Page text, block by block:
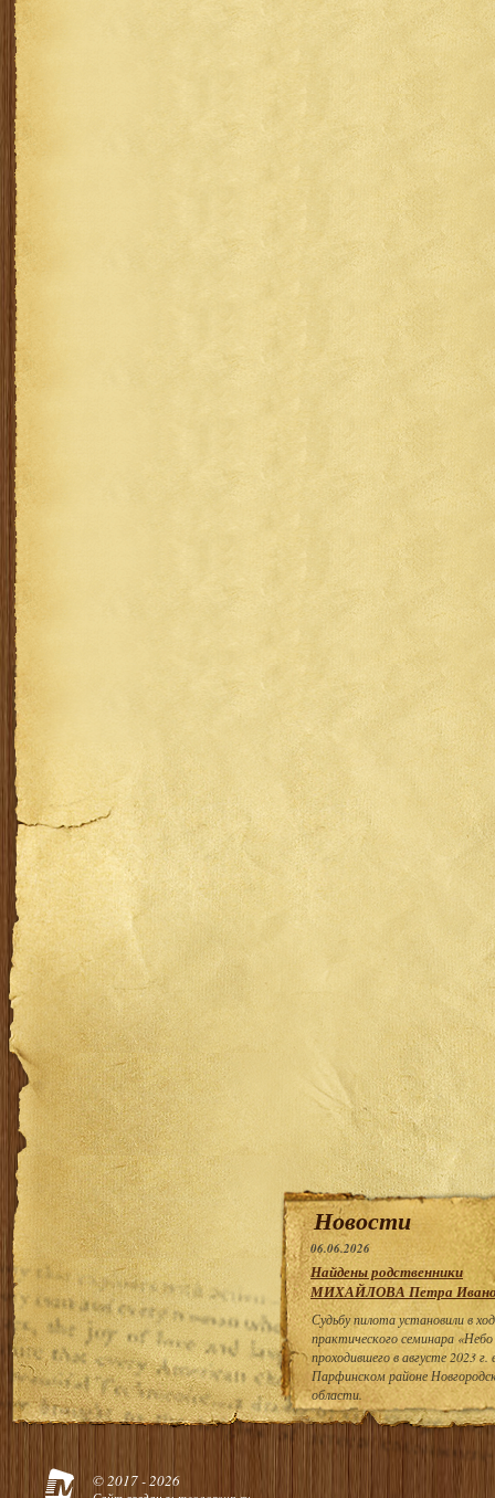
Новости
06.06.2026
Найдены родственники
МИХАЙЛОВА Петра
Судьбу пилота установили в
практического семинара
проходившего в августе 2023 г.
Парфинском районе
области.
© 2017 - 2026